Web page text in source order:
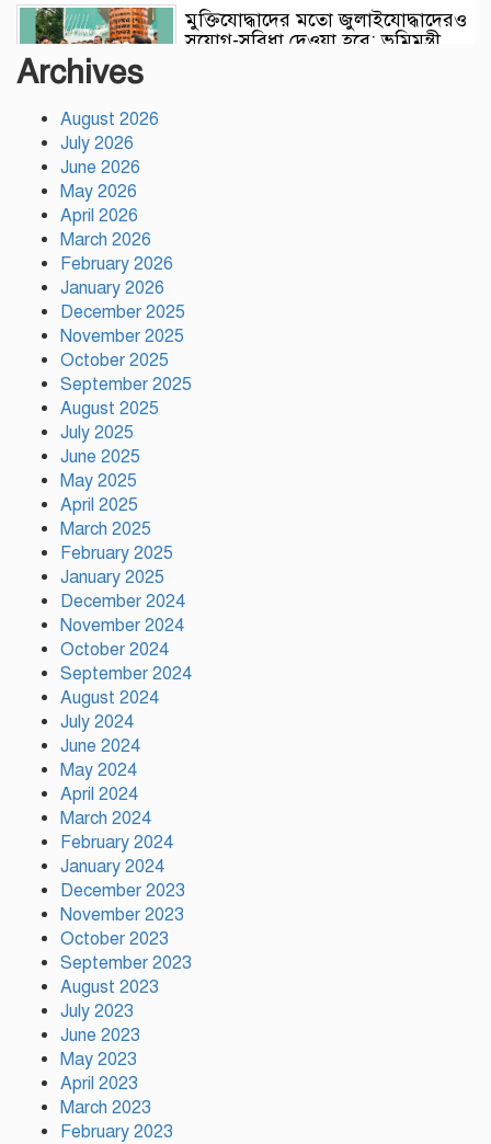
মুক্তিযোদ্ধাদের মতো জুলাইযোদ্ধাদেরও
সুযোগ-সুবিধা দেওয়া হবে: ভূমিমন্ত্রী
আজ ঢাকায় দুই উন্মুক্ত কনসার্ট, কোন
মঞ্চে থাকছেন কোন শিল্পী
Archives
August 2026
July 2026
June 2026
May 2026
April 2026
March 2026
February 2026
January 2026
December 2025
November 2025
October 2025
September 2025
August 2025
July 2025
June 2025
May 2025
April 2025
March 2025
February 2025
January 2025
December 2024
November 2024
October 2024
September 2024
August 2024
July 2024
June 2024
May 2024
April 2024
March 2024
February 2024
January 2024
December 2023
November 2023
October 2023
September 2023
August 2023
July 2023
June 2023
May 2023
April 2023
March 2023
February 2023